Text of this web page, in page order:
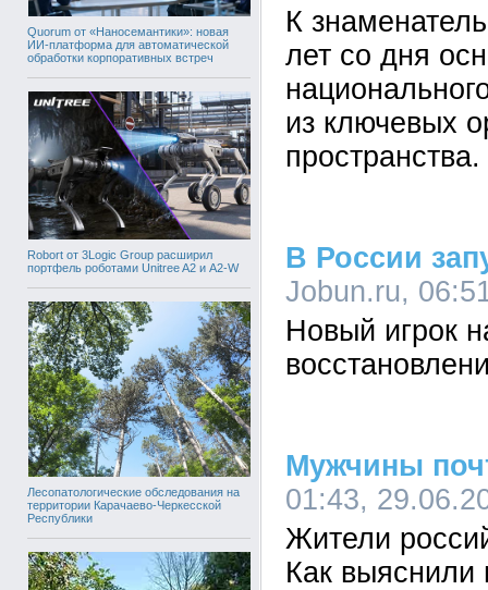
Quorum от «Наносемантики»: новая
ИИ-платформа для автоматической
обработки корпоративных встреч
Robort от 3Logic Group расширил
портфель роботами Unitree A2 и A2-W
Лесопатологические обследования на
территории Карачаево-Черкесской
Республики
К
лет со дня
из ключевых
пространства.
В России
Jobun.ru,
Новый игрок
Мужчины
01:43,
Жители
Как выяснили